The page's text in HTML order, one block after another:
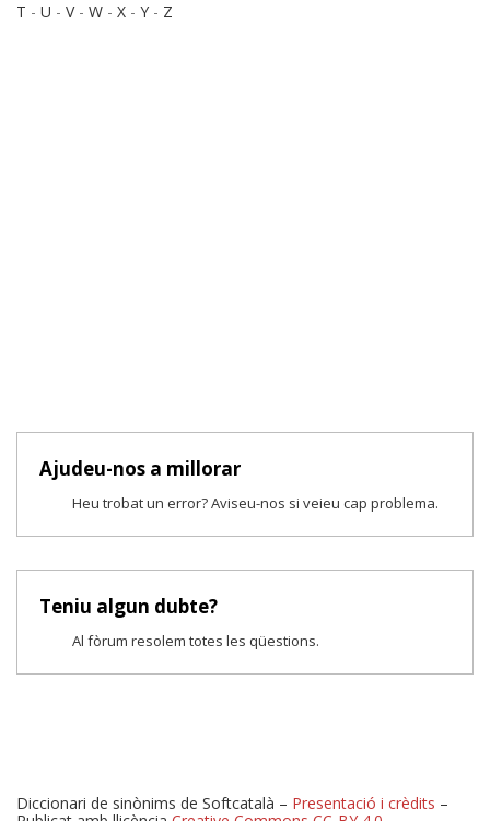
T - U - V- W - X - Y - Z
Ajudeu-nos a millorar
Heu trobat un error? Aviseu-nos si veieu cap problema.
Teniu algun dubte?
Al fòrum resolem totes les qüestions.
Diccionari de sinònims de Softcatalà – Presentació i crèdits –